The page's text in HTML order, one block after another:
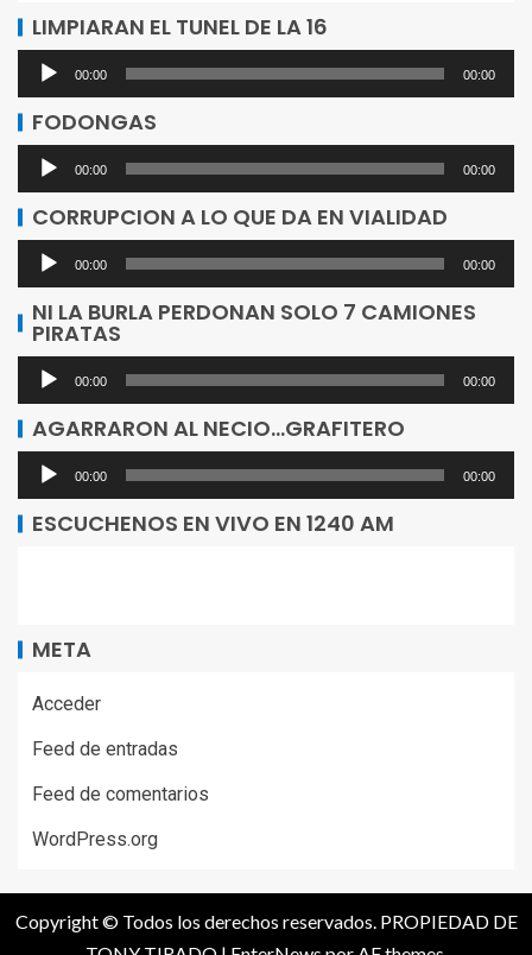
LIMPIARAN EL TUNEL DE LA 16
Reproductor
de
audio
00:00 00:00
FODONGAS
Reproductor
de
audio
00:00 00:00
CORRUPCION A LO QUE DA EN VIALIDAD
Reproductor
de
audio
00:00 00:00
NI LA BURLA PERDONAN SOLO 7 CAMIONES
PIRATAS
Reproductor
de
audio
00:00 00:00
AGARRARON AL NECIO…GRAFITERO
Reproductor
de
00:00 00:00
ESCUCHENOS EN VIVO EN 1240 AM
META
Acceder
Feed de entradas
Feed de comentarios
WordPress.org
Copyright © Todos los derechos reservados. PROPIEDAD DE